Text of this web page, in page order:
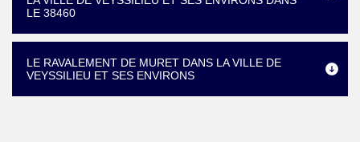
LE 38460
LE RAVALEMENT DE MURET DANS LA VILLE DE
VEYSSILIEU ET SES ENVIRONS